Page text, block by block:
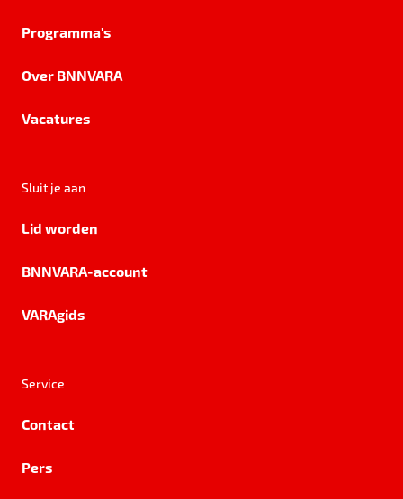
Programma's
Over BNNVARA
Vacatures
Sluit je aan
Lid worden
BNNVARA-account
VARAgids
Service
Contact
Pers